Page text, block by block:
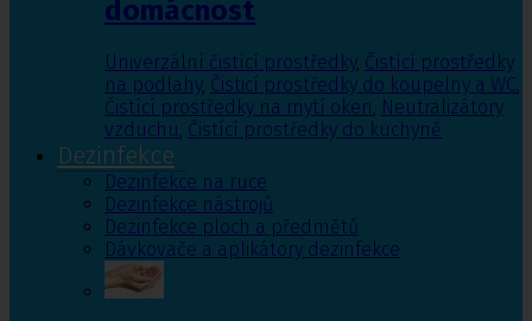
domácnost
Univerzální čistící prostředky, Čistící prostředky
na podlahy, Čisticí prostředky do koupelny a WC,
Čistící prostředky na mytí oken, Neutralizátory
vzduchu, Čistící prostředky do kuchyně
Dezinfekce
Dezinfekce na ruce
Dezinfekce nástrojů
Dezinfekce ploch a předmětů
Dávkovače a aplikátory dezinfekce